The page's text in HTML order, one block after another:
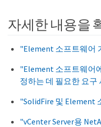
자세한 내용을
"Element 소프트웨어
"Element 소프트웨어
정하는 데 필요한 요
"SolidFire 및 Element
"vCenter Server용